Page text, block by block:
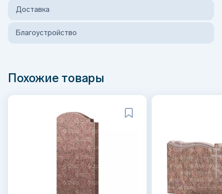
Доставка
Благоустройство
Похожие товары